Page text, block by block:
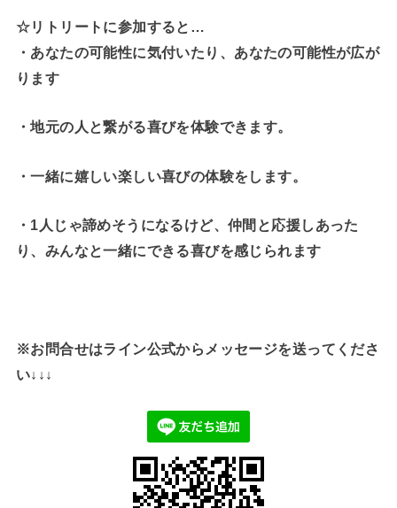
☆リトリートに参加すると…
・ あなたの可能性に気付いたり、あなたの可能性が広が
ります
・地元の人と繋がる喜びを体験できます。
・一緒に嬉しい楽しい喜びの体験をします。
・1人じゃ諦めそうになるけど、仲間と応援しあった
り、みんなと一緒にできる喜びを感じられます
※お問合せはライン公式からメッセージを送ってくださ
い↓↓↓